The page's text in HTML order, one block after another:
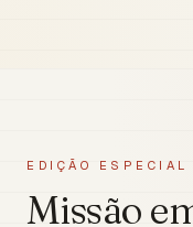
EDIÇÃO
Missão